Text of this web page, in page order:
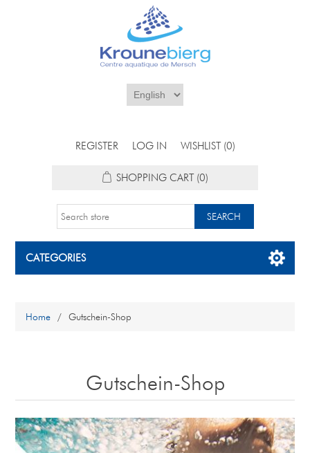
REGISTER LOG IN WISHLIST (0)
SHOPPING CART (0)
CATEGORIES
Home / Gutschein-Shop
Gutschein-Shop